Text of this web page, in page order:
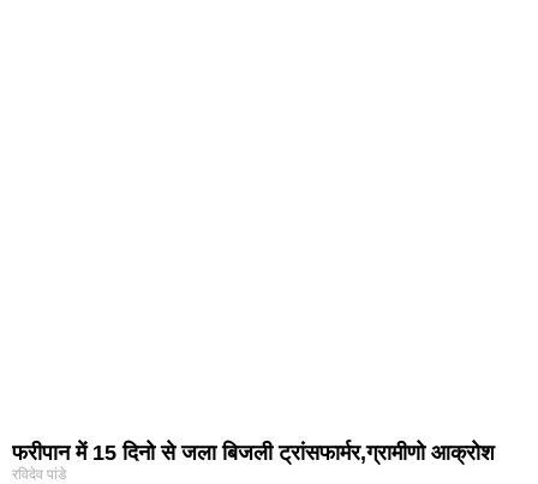
फरीपान में 15 दिनो से जला बिजली ट्रांसफार्मर,ग्रामीणो आक्रोश
रविदेव पांडे